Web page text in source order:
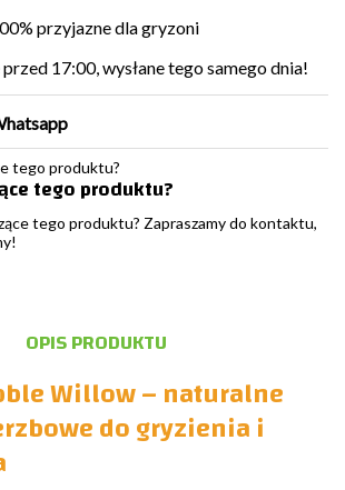
przyjazne dla gryzoni
17:00, wysłane tego samego dnia!
tego produktu?
tego produktu? Zapraszamy do kontaktu,
OPIS PRODUKTU
Willow – naturalne
do gryzienia i